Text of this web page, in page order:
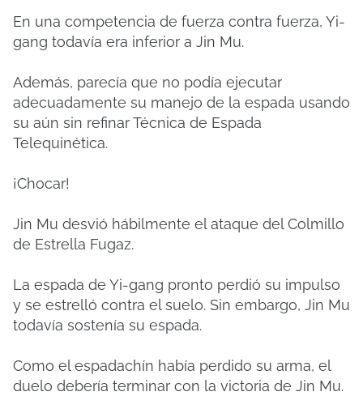
En una competencia de fuerza contra fuerza, Yi-
gang todavía era inferior a Jin Mu.
Además, parecía que no podía ejecutar
adecuadamente su manejo de la espada usando
su aún sin refinar Técnica de Espada
Telequinética.
¡Chocar!
Jin Mu desvió hábilmente el ataque del Colmillo
de Estrella Fugaz.
La espada de Yi-gang pronto perdió su impulso
y se estrelló contra el suelo. Sin embargo, Jin Mu
todavía sostenía su espada.
Como el espadachín había perdido su arma, el
duelo debería terminar con la victoria de Jin Mu.